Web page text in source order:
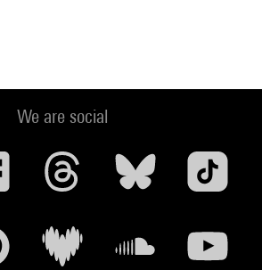
We are social